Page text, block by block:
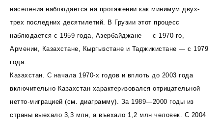
населения наблюдается на протяжении как минимум двух-
трех последних десятилетий. В Грузии этот процесс
наблюдается с 1959 года, Азербайджане — с 1970-го,
Армении, Казахстане, Кыргызстане и Таджикистане — с 1979
года.
Казахстан. С начала 1970-х годов и вплоть до 2003 года
включительно Казахстан характеризовался отрицательной
нетто-миграцией (см. диаграмму). За 1989—2000 годы из
страны выехало 3,3 млн, а въехало 1,2 млн человек. С 2004